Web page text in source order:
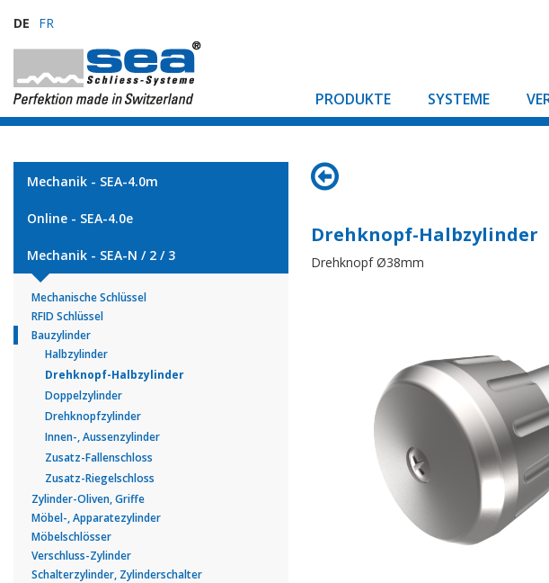
DE FR
PRODUKTE SYSTEME
Mechanik - SEA-4.0m
Online - SEA-4.0e
Mechanik - SEA-N / 2 / 3
Mechanische Schlüssel
RFID Schlüssel
Bauzylinder
Halbzylinder
Drehknopf-Halbzylinder
Doppelzylinder
Drehknopfzylinder
Innen-, Aussenzylinder
Zusatz-Fallenschloss
Zusatz-Riegelschloss
Zylinder-Oliven, Griffe
Möbel-, Apparatezylinder
Möbelschlösser
Verschluss-Zylinder
Schalterzylinder, Zylinderschalter
Drehknopf-Halbzylinder
Drehknopf Ø38mm